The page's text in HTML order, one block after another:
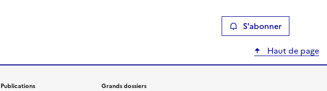
S'abonner
Haut de page
Publications
Grands dossiers